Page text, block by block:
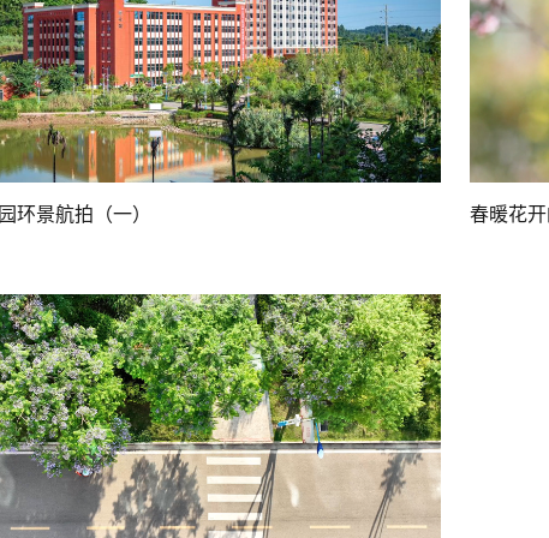
环景航拍（一） 春暖花